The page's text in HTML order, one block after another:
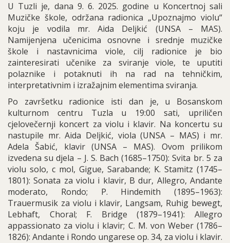
U Tuzli je, dana 9. 6. 2025. godine u Koncertnoj sali
Muzičke škole, održana radionica „Upoznajmo violu“
koju je vodila mr. Aida Deljkić (UNSA – MAS).
Namijenjena učenicima osnovne i srednje muzičke
škole i nastavnicima viole, cilj radionice je bio
zainteresirati učenike za sviranje viole, te uputiti
polaznike i potaknuti ih na rad na tehničkim,
interpretativnim i izražajnim elementima sviranja.
Po završetku radionice isti dan je, u Bosanskom
kulturnom centru Tuzla u 19:00 sati, upriličen
cjelovečernji koncert za violu i klavir. Na koncertu su
nastupile mr. Aida Deljkić, viola (UNSA – MAS) i mr.
Adela Šabić, klavir (UNSA – MAS). Ovom prilikom
izvedena su djela – J. S. Bach (1685–1750): Svita br. 5 za
violu solo, c mol, Gigue, Sarabande; K. Stamitz (1745–
1801): Sonata za violu i klavir, B dur, Allegro, Andante
moderato, Rondo; P. Hindemith (1895–1963):
Trauermusik za violu i klavir, Langsam, Ruhig bewegt,
Lebhaft, Choral; F. Bridge (1879–1941): Allegro
appassionato za violu i klavir; C. M. von Weber (1786–
1826): Andante i Rondo ungarese op. 34, za violu i klavir.